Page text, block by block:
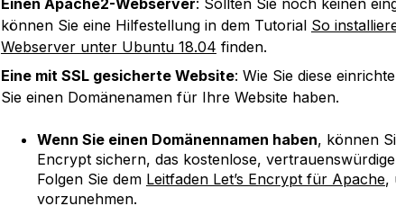
können Sie eine Hilfestellung in dem Tutorial So
Webserver unter Ubuntu 18.04 finden.
Eine mit SSL gesicherte Website: Wie Sie diese
Sie einen Domänenamen für Ihre Website haben.
Wenn Sie einen Domänennamen haben, können
Encrypt sichern, das kostenlose,
Folgen Sie dem Leitfaden Let’s Encrypt für Apache,
vorzunehmen.